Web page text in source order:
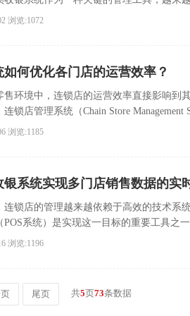
浏览:1072
何优化各门店的运营效率？
售环境中，连锁店的运营效率直接影响到
锁店管理系统（Chain Store Management
浏览:1185
系统实现多门店销售数据的实
连锁店的管理越来越依赖于高效的技术系
系统）是实现这一目标的重要工具之
实时同步尤为重要。
浏览:1196
尾页 共5页73条数据